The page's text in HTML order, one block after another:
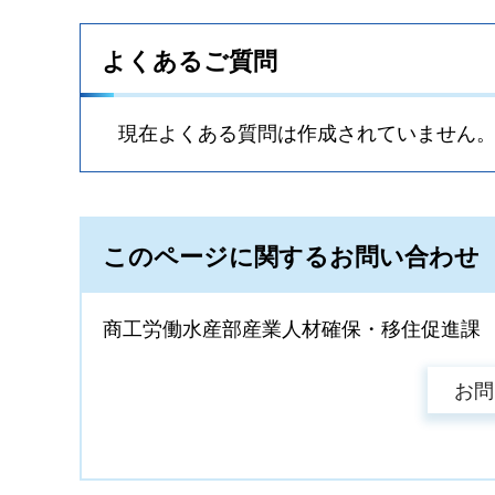
よくあるご質問
現在よくある質問は作成されていません。
このページに関するお問い合わせ
商工労働水産部産業人材確保・移住促進課